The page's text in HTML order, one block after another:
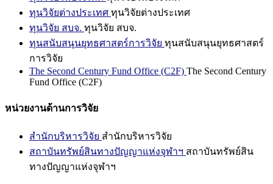
ทุนวิจัยต่างประเทศ ทุนวิจัยต่างประเทศ
ทุนวิจัย สบจ. ทุนวิจัย สบจ.
ทุนสนับสนุนยุทธศาสตร์การวิจัย ทุนสนับสนุนยุทธศาสตร์
การวิจัย
The Second Century Fund Office (C2F) The Second Century
Fund Office (C2F)
หน่วยงานด้านการวิจัย
สำนักบริหารวิจัย สำนักบริหารวิจัย
สถาบันทรัพย์สินทางปัญญาแห่งจุฬาฯ สถาบันทรัพย์สิน
ทางปัญญาแห่งจุฬาฯ